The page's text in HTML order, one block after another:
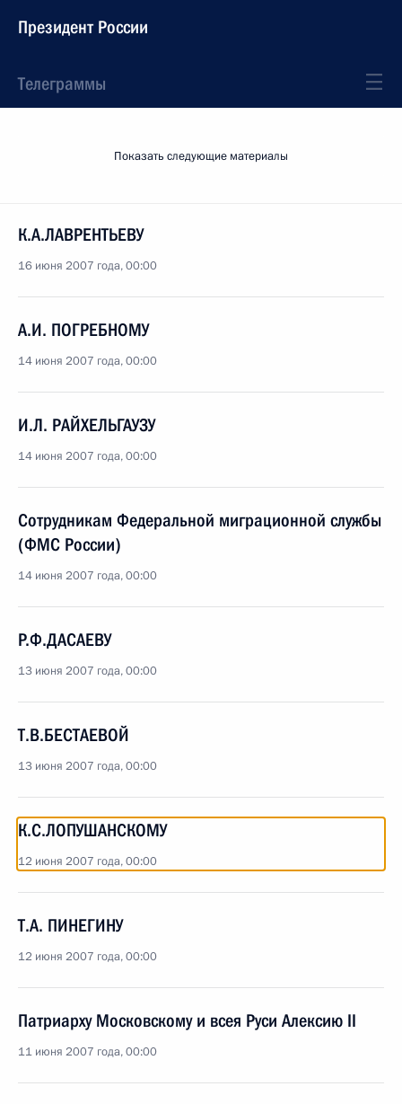
Президент России
Телеграммы
Показать следующие материалы
К.А.ЛАВРЕНТЬЕВУ
16 июня 2007 года, 00:00
А.И. ПОГРЕБНОМУ
14 июня 2007 года, 00:00
И.Л. РАЙХЕЛЬГАУЗУ
14 июня 2007 года, 00:00
Сотрудникам Федеральной миграционной службы
(ФМС России)
14 июня 2007 года, 00:00
Р.Ф.ДАСАЕВУ
13 июня 2007 года, 00:00
Т.В.БЕСТАЕВОЙ
13 июня 2007 года, 00:00
К.С.ЛОПУШАНСКОМУ
12 июня 2007 года, 00:00
Т.А. ПИНЕГИНУ
12 июня 2007 года, 00:00
Патриарху Московскому и всея Руси Алексию II
11 июня 2007 года, 00:00